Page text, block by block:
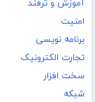
آموزش و ترفند
امنیت
برنامه نویسی
تجارت الکترونیک
سخت افزار
شبکه